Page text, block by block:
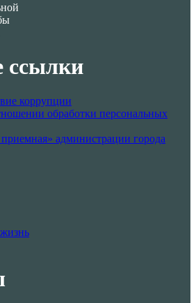
ссылки
коррупции
обработки персональных
администрации города